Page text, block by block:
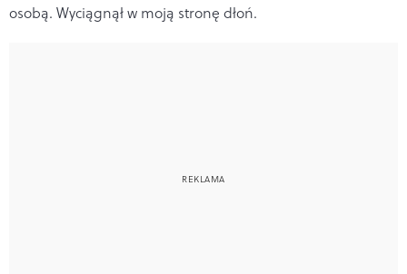
osobą. Wyciągnął w moją stronę dłoń.